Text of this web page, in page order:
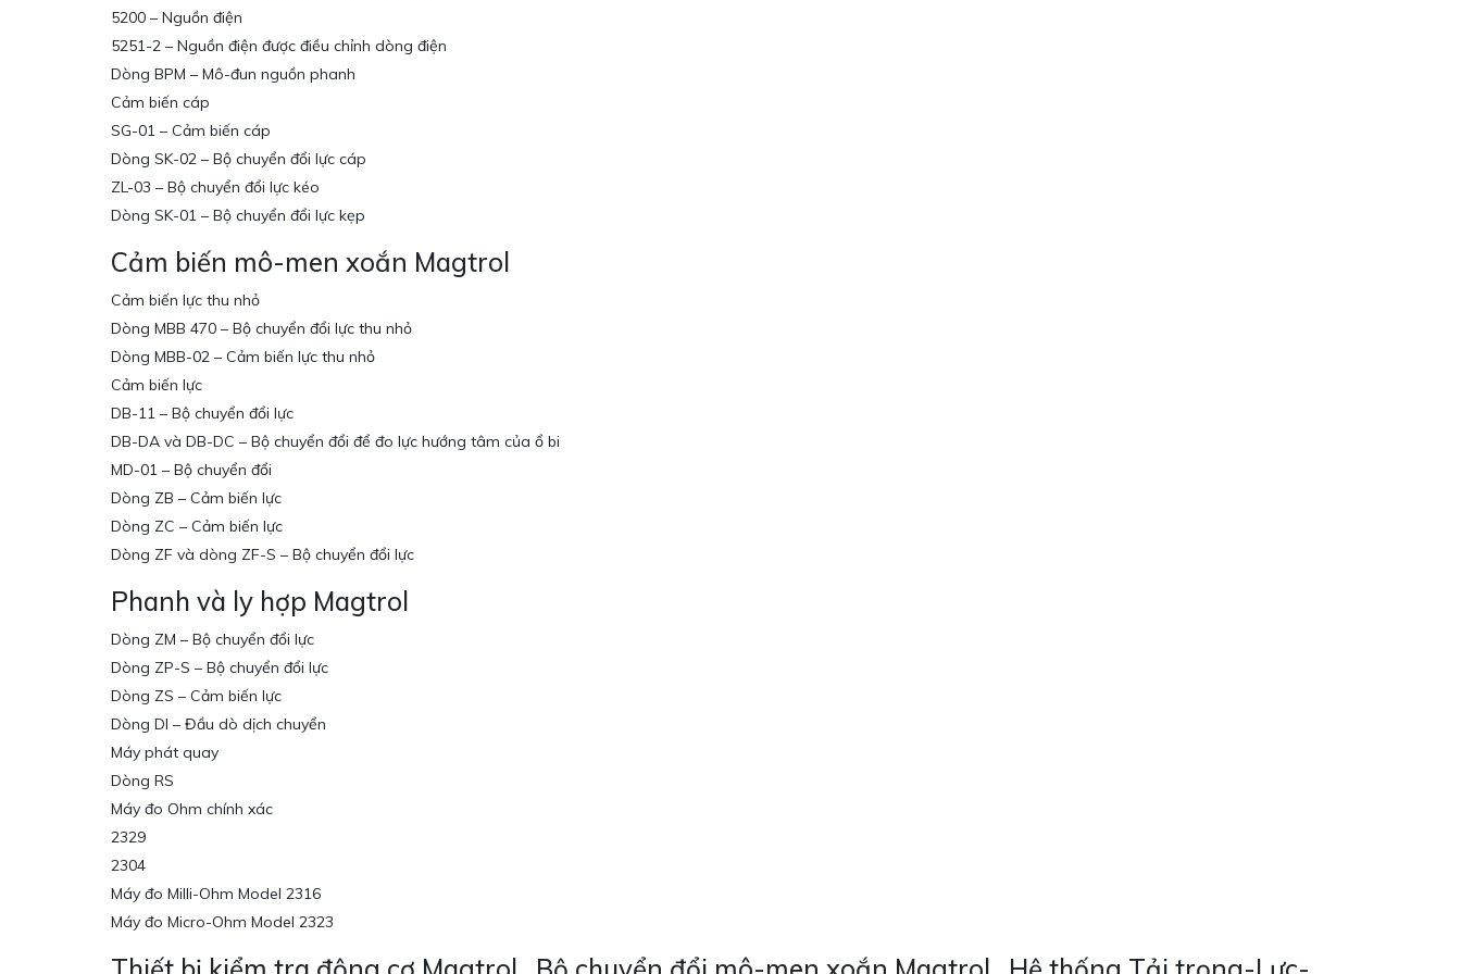
5200 – Nguồn điện
5251-2 – Nguồn điện được điều chỉnh dòng điện
Dòng BPM – Mô-đun nguồn phanh
Cảm biến cáp
SG-01 – Cảm biến cáp
Dòng SK-02 – Bộ chuyển đổi lực cáp
ZL-03 – Bộ chuyển đổi lực kéo
Dòng SK-01 – Bộ chuyển đổi lực kẹp
Cảm biến mô-men xoắn Magtrol
Cảm biến lực thu nhỏ
Dòng MBB 470 – Bộ chuyển đổi lực thu nhỏ
Dòng MBB-02 – Cảm biến lực thu nhỏ
Cảm biến lực
DB-11 – Bộ chuyển đổi lực
DB-DA và DB-DC – Bộ chuyển đổi để đo lực hướng tâm của ổ bi
MD-01 – Bộ chuyển đổi
Dòng ZB – Cảm biến lực
Dòng ZC – Cảm biến lực
Dòng ZF và dòng ZF-S – Bộ chuyển đổi lực
Phanh và ly hợp Magtrol
Dòng ZM – Bộ chuyển đổi lực
Dòng ZP-S – Bộ chuyển đổi lực
Dòng ZS – Cảm biến lực
Dòng DI – Đầu dò dịch chuyển
Máy phát quay
Dòng RS
Máy đo Ohm chính xác
2329
2304
Máy đo Milli-Ohm Model 2316
Máy đo Micro-Ohm Model 2323